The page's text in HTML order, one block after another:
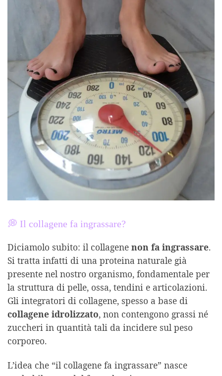
💭 Il collagene fa ingrassare?
Diciamolo subito: il collagene non fa ingrassare.
Si tratta infatti di una proteina naturale già
presente nel nostro organismo, fondamentale per
la struttura di pelle, ossa, tendini e articolazioni.
Gli integratori di collagene, spesso a base di
collagene idrolizzato, non contengono grassi né
zuccheri in quantità tali da incidere sul peso
corporeo.
L’idea che “il collagene fa ingrassare” nasce